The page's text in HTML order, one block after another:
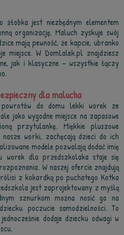
jest niezbędnym elementem
organizację. Maluch zyskuje swój
mają pewność, że kapcie, ubranko
miejsce. W DomLalek.pl znajdziesz
jak i klasyczne – wszystkie łączy
dla malucha
do domu lekki worek ze
jako wygodne miejsce na zapasowe
przytulankę. Miękkie pluszowe
worki, zachęcają dzieci do ich
modele pozwalają dodać imię
worek dla przedszkolaka staje się
W naszej ofercie znajdują
z kokardką po puchatego Kotka
jest zaprojektowany z myślą
sznurkom można nosić go na
poczucie samodzielności. To
dodaje dziecku odwagi w